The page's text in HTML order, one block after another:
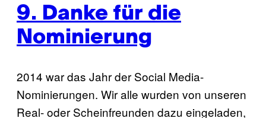
9. Danke für die
Nominierung
2014 war das Jahr der Social Media-
Nominierungen. Wir alle wurden von unseren
Real- oder Scheinfreunden dazu eingeladen,